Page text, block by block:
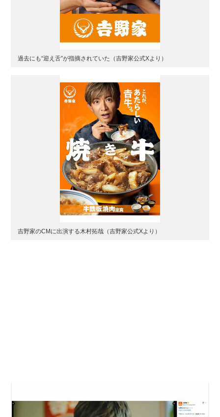
過去にも“迎え舌”が指摘されていた（吉野家公式Xより）
吉野家のCMに出演する木村拓哉（吉野家公式Xより）